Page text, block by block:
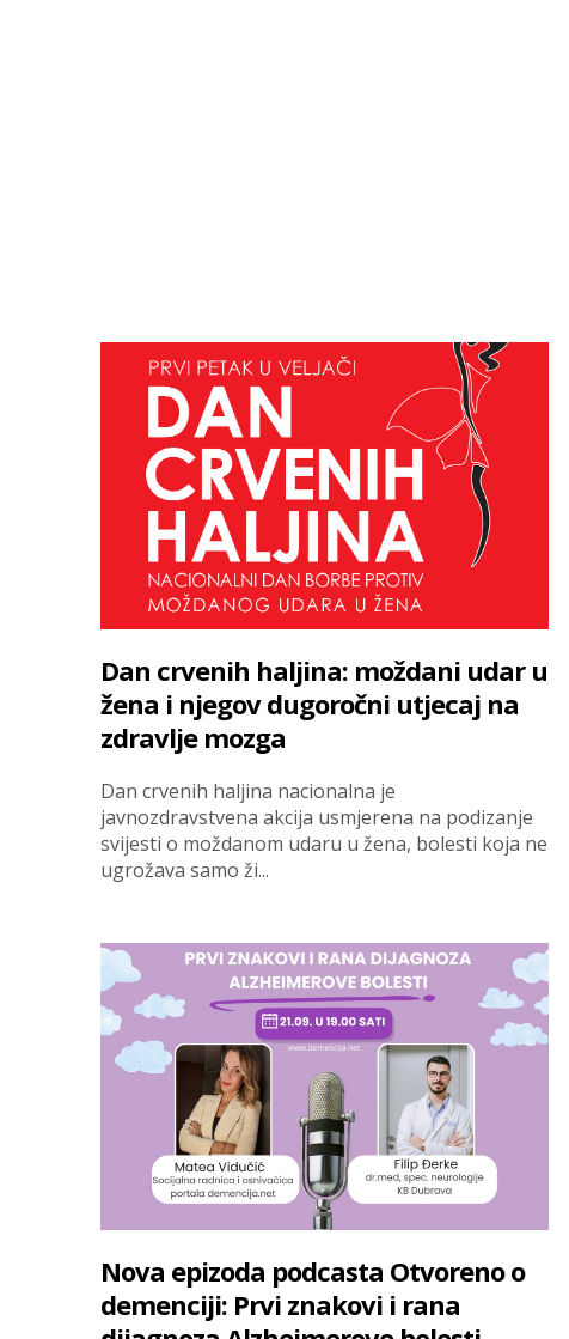
Dan crvenih haljina: moždani udar u
žena i njegov dugoročni utjecaj na
zdravlje mozga
Dan crvenih haljina nacionalna je
javnozdravstvena akcija usmjerena na podizanje
svijesti o moždanom udaru u žena, bolesti koja ne
ugrožava samo ži...
Nova epizoda podcasta Otvoreno o
demenciji: Prvi znakovi i rana